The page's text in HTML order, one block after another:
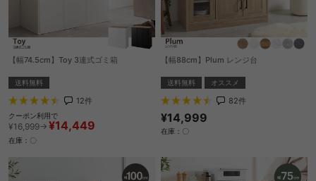
【幅74.5cm】Toy 3連式ゴミ箱
送料無料
12件
クーポン利用で
¥16,999→ ¥14,449
在庫：〇
【幅88cm】Plum レンジ台
送料無料 オススメ
82件
¥14,999
在庫：〇